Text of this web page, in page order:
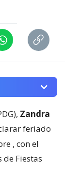
Zandra
feriado
, con el
Fiestas